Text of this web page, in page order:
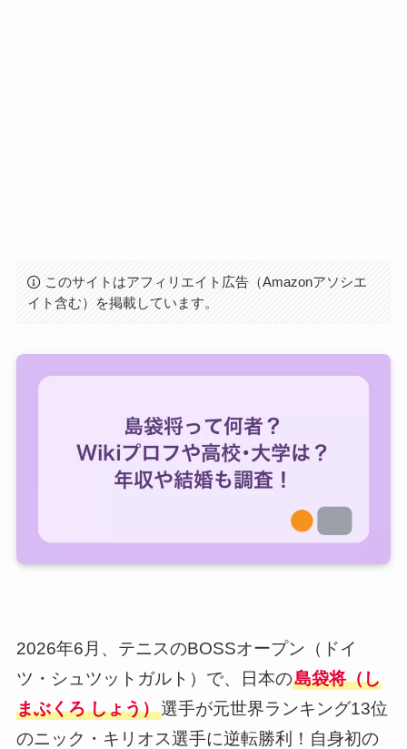
このサイトはアフィリエイト広告（Amazonアソシエ
イト含む）を掲載しています。
2026年6月、テニスのBOSSオープン（ドイ
ツ・シュツットガルト）で、日本の島袋将（し
まぶくろ しょう）選手が元世界ランキング13位
のニック・キリオス選手に逆転勝利！自身初の